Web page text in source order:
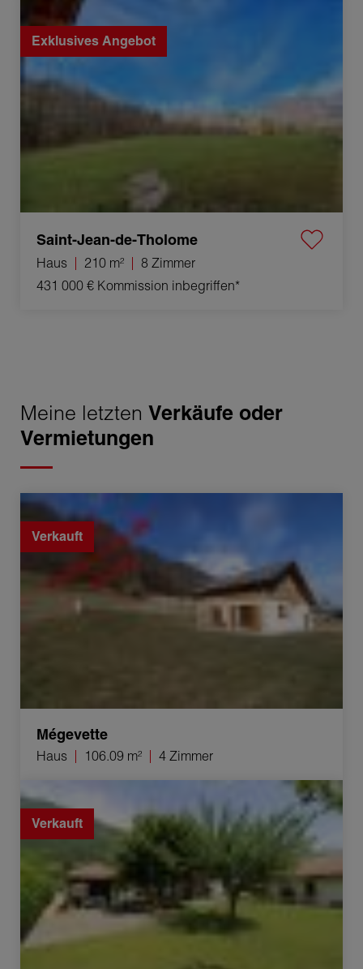
Verkauf Haus Saint-Jean-de-Tholome 8 Zimmer 210 m²
Exklusives Angebot
Saint-Jean-de-Tholome
Haus 210 m²
8 Zimmer
431 000 € Kommission inbegriffen*
Meine letzten Verkäufe oder
Vermietungen
Verkauf Haus Mégevette 4 Zimmer 106.09 m²
Verkauft
Mégevette
Haus 106.09 m² 4 Zimmer
Verkauf Haus Marignier 6 Zimmer 116.7 m²
Verkauft